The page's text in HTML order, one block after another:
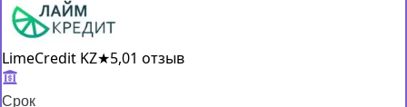
LimeCredit KZ★5,01 отзыв
Срок